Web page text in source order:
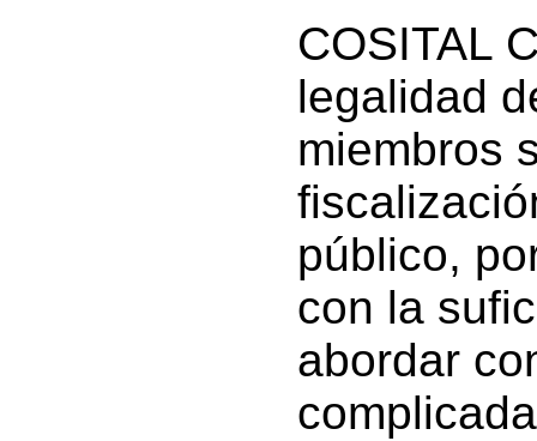
COSITAL
legalidad
miembros
público,
con la
abordar